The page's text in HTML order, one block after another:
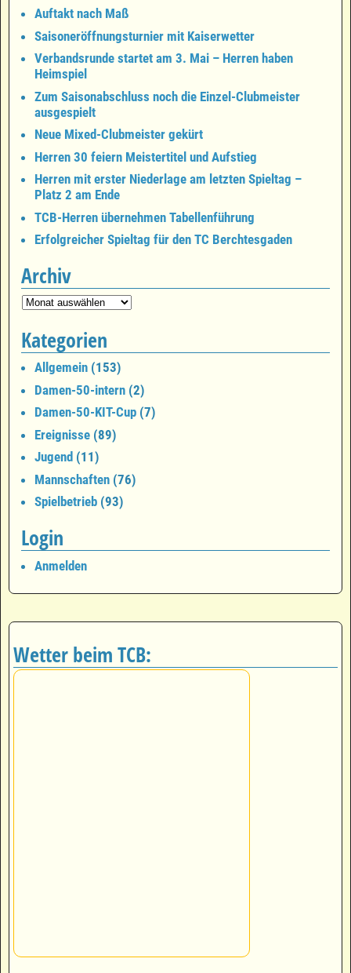
Auftakt nach Maß
Saisoneröffnungsturnier mit Kaiserwetter
Verbandsrunde startet am 3. Mai – Herren haben
Heimspiel
Zum Saisonabschluss noch die Einzel-Clubmeister
ausgespielt
Neue Mixed-Clubmeister gekürt
Herren 30 feiern Meistertitel und Aufstieg
Herren mit erster Niederlage am letzten Spieltag –
Platz 2 am Ende
TCB-Herren übernehmen Tabellenführung
Erfolgreicher Spieltag für den TC Berchtesgaden
Archiv
Kategorien
Allgemein (153)
Damen-50-intern (2)
Damen-50-KIT-Cup (7)
Ereignisse (89)
Jugend (11)
Mannschaften (76)
Spielbetrieb (93)
Login
Anmelden
Wetter beim TCB: